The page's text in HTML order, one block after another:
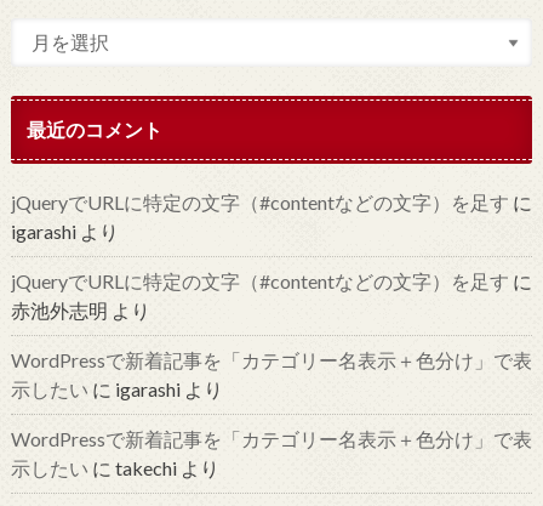
最近のコメント
jQueryでURLに特定の文字（#contentなどの文字）を足す に
igarashiより
jQueryでURLに特定の文字（#contentなどの文字）を足す に
赤池外志明 より
WordPressで新着記事を「カテゴリー名表示＋色分け」で表
示したい に igarashiより
WordPressで新着記事を「カテゴリー名表示＋色分け」で表
示したい に takechiより